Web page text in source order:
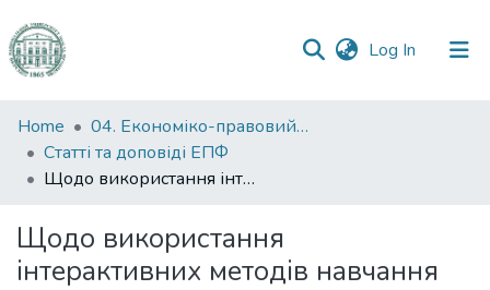
Log In (current)
Communities
&
Collections
Statistics
Home
04. Економіко-правовий факультет
Статті та доповіді ЕПФ
Щодо використання інтерактивних методів навчання (на прикладі курсу Криміналістики)
Щодо використання
інтерактивних методів навчання